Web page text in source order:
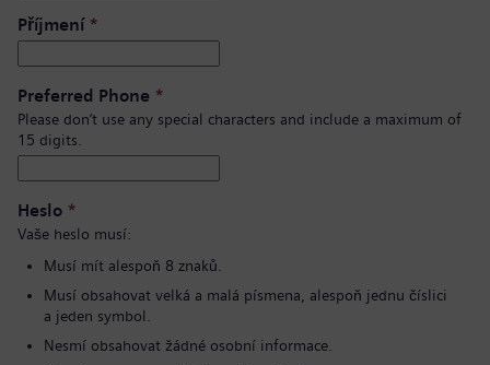
Příjmení*
Preferred Phone *
Please don’t use any special characters and include a maximum of
15 digits.
Heslo *
Vaše heslo musí:
Musí mít alespoň 8 znaků.
Musí obsahovat velká a malá písmena, alespoň jednu číslici
a jeden symbol.
Nesmí obsahovat žádné osobní informace.